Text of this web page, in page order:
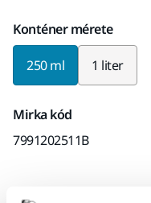
Konténer mérete
250 ml 1 liter
Mirka kód
7991202511B